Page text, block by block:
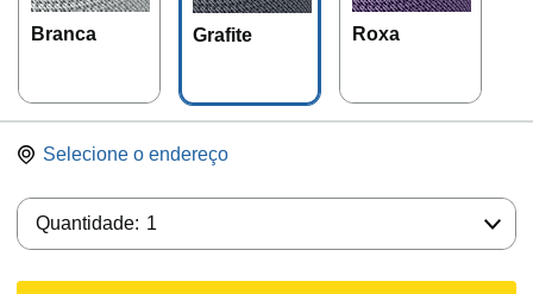
Branca Grafite Roxa
Selecione o endereço
Quantidade: 1